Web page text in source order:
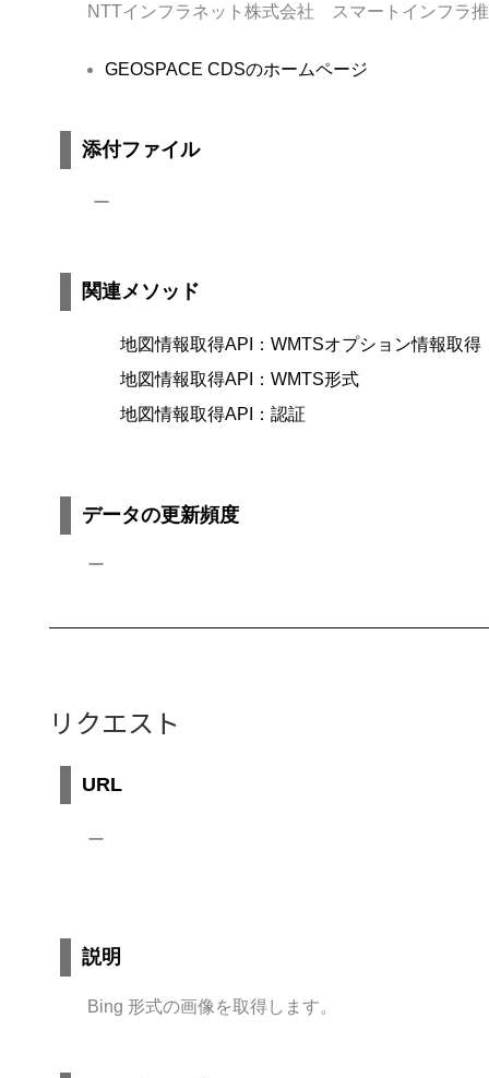
NTTインフラネット株式会社 スマートインフラ
GEOSPACE CDSのホームページ
添付ファイル
ー
関連メソッド
地図情報取得API：WMTSオプション情報取得
地図情報取得API：WMTS形式
地図情報取得API：認証
データの更新頻度
ー
リクエスト
URL
ー
説明
Bing 形式の画像を取得します。